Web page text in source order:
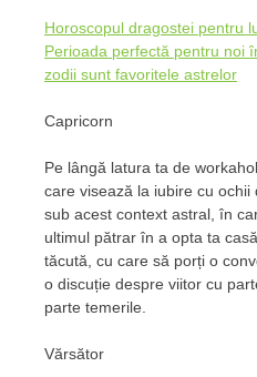
Horoscopul dragostei pentru
Perioada perfectă pentru noi
zodii sunt favoritele astrelor
Capricorn
Pe lângă latura ta de
care visează la iubire cu
sub acest context astral, în
ultimul pătrar în a opta ta
tăcută, cu care să porți o
o discuție despre viitor cu
parte temerile.
Vărsător